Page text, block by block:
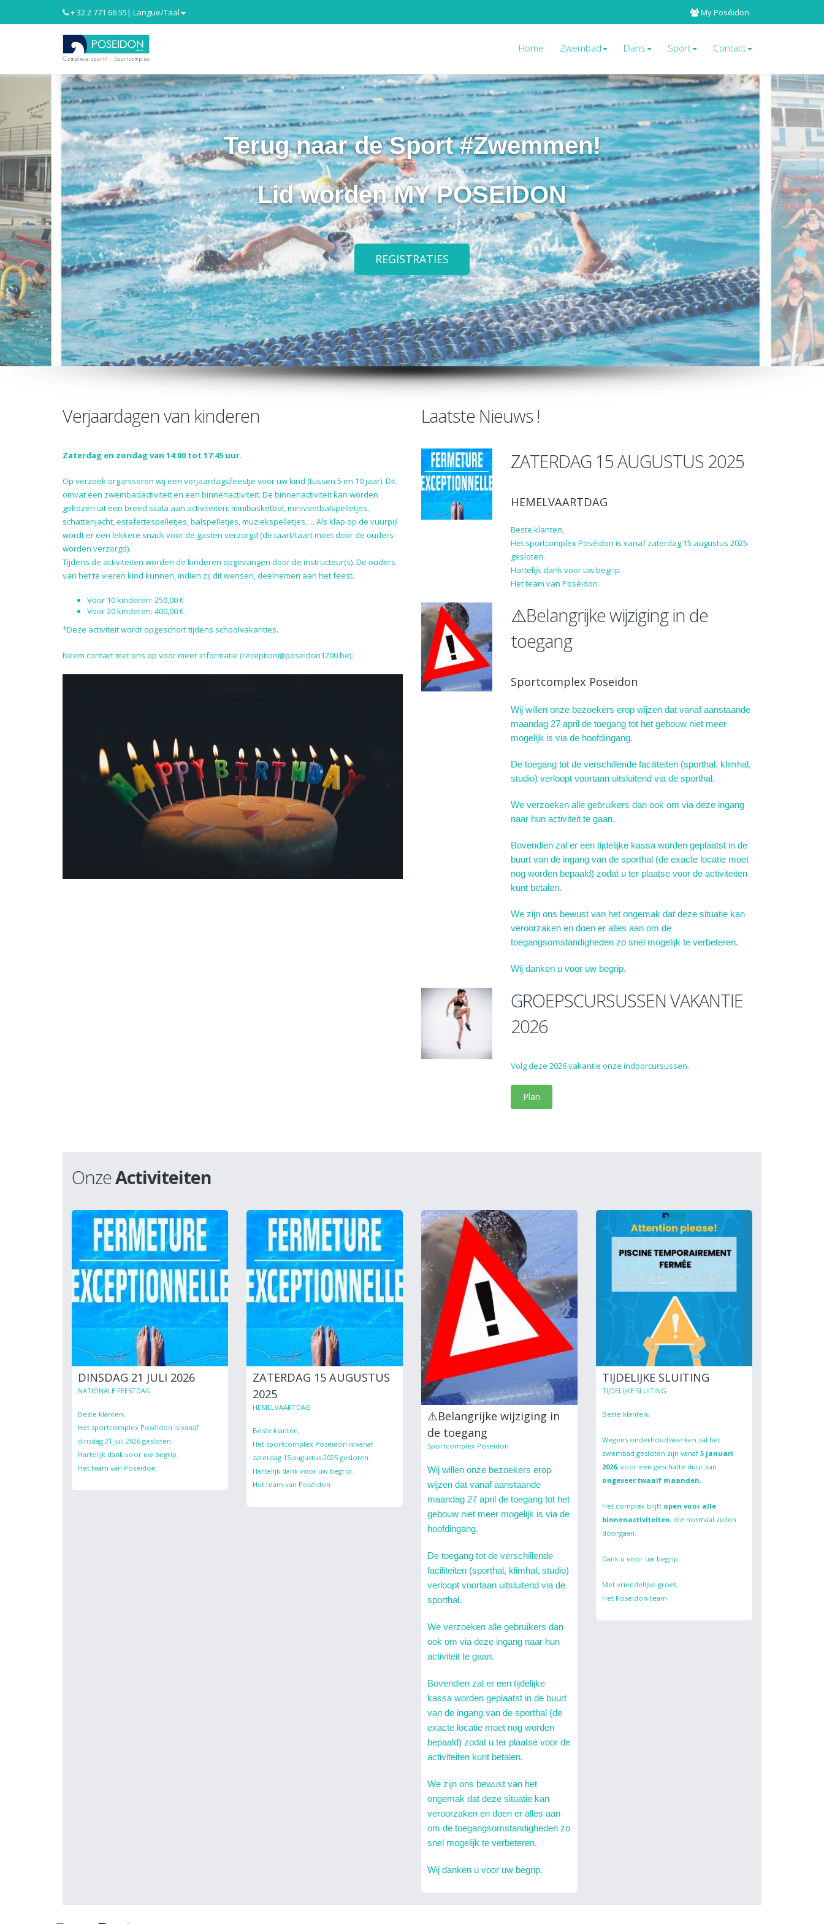
+ 32 2 771 66 55 My Poséidon
| Langue/Taal
Home Zwembad Dans Sport Contact
Terug naar de Sport #Zwemmen!
Lid worden MY POSEIDON
REGISTRATIES
Verjaardagen van kinderen
Zaterdag en zondag van 14:00 tot 17:45 uur.
Op verzoek organiseren wij een verjaardagsfeestje voor uw kind (tussen 5 en 10 jaar). Dit
omvat een zwembadactiviteit en een binnenactiviteit. De binnenactiviteit kan worden
gekozen uit een breed scala aan activiteiten: minibasketbal, minivoetbalspelletjes,
schattenjacht, estafettespelletjes, balspelletjes, muziekspelletjes, ... Als klap op de vuurpijl
wordt er een lekkere snack voor de gasten verzorgd (de taart/taart moet door de ouders
worden verzorgd).
Tijdens de activiteiten worden de kinderen opgevangen door de instructeur(s). De ouders
van het te vieren kind kunnen, indien zij dit wensen, deelnemen aan het feest.
Voor 10 kinderen: 250,00 €
Voor 20 kinderen: 400,00 €.
*Deze activiteit wordt opgeschort tijdens schoolvakanties.
Neem contact met ons op voor meer informatie (reception@poseidon1200.be):
Laatste Nieuws !
ZATERDAG 15 AUGUSTUS 2025
HEMELVAARTDAG
Beste klanten,
Het sportcomplex Poséidon is vanaf zaterdag 15 augustus 2025
gesloten.
Hartelijk dank voor uw begrip.
Het team van Poséidon.
⚠️Belangrijke wijziging in de
toegang
Sportcomplex Poseidon
Wij willen onze bezoekers erop wijzen dat vanaf aanstaande
maandag 27 april de toegang tot het gebouw niet meer
mogelijk is via de hoofdingang.
De toegang tot de verschillende faciliteiten (sporthal, klimhal,
studio) verloopt voortaan uitsluitend via de sporthal.
We verzoeken alle gebruikers dan ook om via deze ingang
naar hun activiteit te gaan.
Bovendien zal er een tijdelijke kassa worden geplaatst in de
buurt van de ingang van de sporthal (de exacte locatie moet
nog worden bepaald) zodat u ter plaatse voor de activiteiten
kunt betalen.
We zijn ons bewust van het ongemak dat deze situatie kan
veroorzaken en doen er alles aan om de
toegangsomstandigheden zo snel mogelijk te verbeteren.
Wij danken u voor uw begrip.
GROEPSCURSUSSEN VAKANTIE
2026
Volg deze 2026 vakantie onze indoorcursussen.
Plan
OnzeActiviteiten
DINSDAG 21 JULI 2026
NATIONALE FEESTDAG
Beste klanten,
Het sportcomplex Poséidon is vanaf
dinsdag 21 juli 2026 gesloten.
Hartelijk dank voor uw begrip.
Het team van Poséidon.
ZATERDAG 15 AUGUSTUS
2025
HEMELVAARTDAG
Beste klanten,
Het sportcomplex Poséidon is vanaf
zaterdag 15 augustus 2025 gesloten.
Hartelijk dank voor uw begrip.
Het team van Poséidon.
⚠️Belangrijke wijziging in
de toegang
Sportcomplex Poseidon
Wij willen onze bezoekers erop
wijzen dat vanaf aanstaande
maandag 27 april de toegang tot het
gebouw niet meer mogelijk is via de
hoofdingang.
De toegang tot de verschillende
faciliteiten (sporthal, klimhal, studio)
verloopt voortaan uitsluitend via de
sporthal.
We verzoeken alle gebruikers dan
ook om via deze ingang naar hun
activiteit te gaan.
Bovendien zal er een tijdelijke
kassa worden geplaatst in de buurt
van de ingang van de sporthal (de
exacte locatie moet nog worden
bepaald) zodat u ter plaatse voor de
activiteiten kunt betalen.
We zijn ons bewust van het
ongemak dat deze situatie kan
veroorzaken en doen er alles aan
om de toegangsomstandigheden zo
snel mogelijk te verbeteren.
Wij danken u voor uw begrip.
TIJDELIJKE SLUITING
TIJDELIJKE SLUITING
Beste klanten,
Wegens onderhoudswerken zal het
zwembad gesloten zijn vanaf 5 januari
2026, voor een geschatte duur van
ongeveer twaalf maanden.
Het complex blijft open voor alle
binnenactiviteiten, die normaal zullen
doorgaan.
Dank u voor uw begrip.
Met vriendelijke groet,
Het Poséidon-team